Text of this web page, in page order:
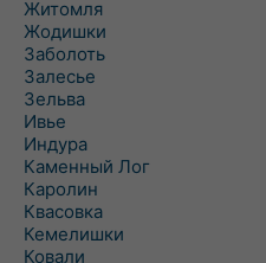
Житомля
Жодишки
Заболоть
Залесье
Зельва
Ивье
Индура
Каменный Лог
Каролин
Квасовка
Кемелишки
Ковали